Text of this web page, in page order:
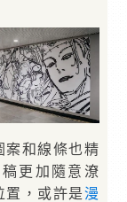
案和線條也精
更加隨意潦
，或許是漫